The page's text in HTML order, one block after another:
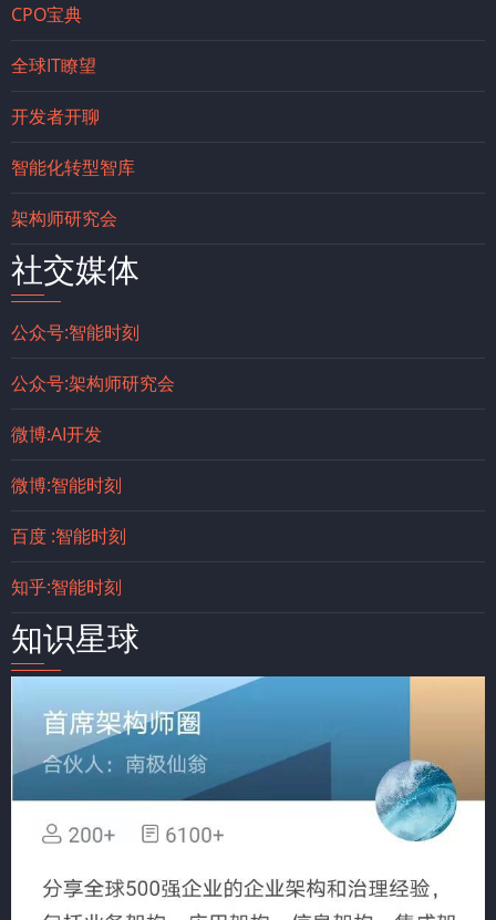
CPO宝典
全球IT瞭望
开发者开聊
智能化转型智库
架构师研究会
社交媒体
公众号:智能时刻
公众号:架构师研究会
微博:AI开发
微博:智能时刻
百度 :智能时刻
知乎:智能时刻
知识星球